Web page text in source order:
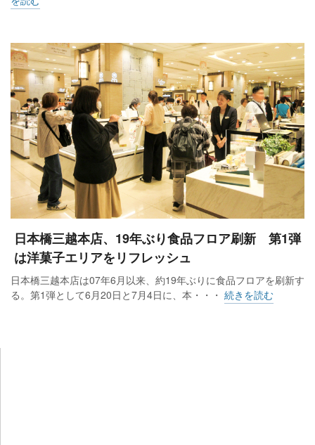
日本橋三越本店、19年ぶり食品フロア刷新 第1弾
は洋菓子エリアをリフレッシュ
日本橋三越本店は07年6月以来、約19年ぶりに食品フロアを刷新す
る。第1弾として6月20日と7月4日に、本・・・ 続きを読む